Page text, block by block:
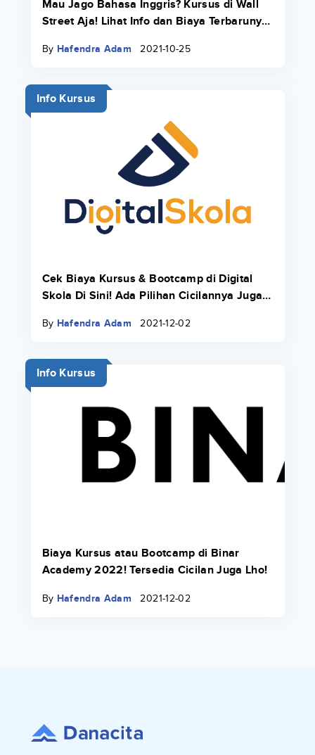
Mau Jago Bahasa Inggris? Kursus di Wall
Street Aja! Lihat Info dan Biaya Terbarunya
By Hafendra Adam 2021-10-25
Info Kursus
Cek Biaya Kursus & Bootcamp di Digital
Skola Di Sini! Ada Pilihan Cicilannya Juga
By Hafendra Adam 2021-12-02
Info Kursus
Biaya Kursus atau Bootcamp di Binar
Academy 2022! Tersedia Cicilan Juga Lho!
By Hafendra Adam 2021-12-02